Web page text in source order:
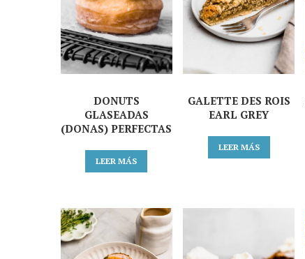
DONUTS
GLASEADAS
(DONAS) PERFECTAS
LEER MÁS
GALETTE DES ROIS
EARL GREY
LEER MÁS